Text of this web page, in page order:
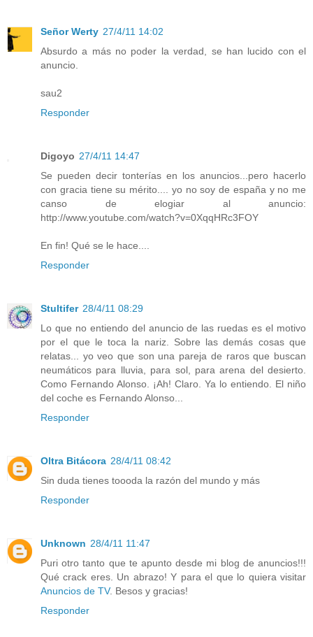
Señor Werty 27/4/11 14:02
Absurdo a más no poder la verdad, se han lucido con el
anuncio.
sau2
Responder
Digoyo 27/4/11 14:47
Se pueden decir tonterías en los anuncios...pero hacerlo
con gracia tiene su mérito.... yo no soy de españa y no me
canso de elogiar al anuncio:
http://www.youtube.com/watch?v=0XqqHRc3FOY
En fin! Qué se le hace....
Responder
Stultifer 28/4/11 08:29
Lo que no entiendo del anuncio de las ruedas es el motivo
por el que le toca la nariz. Sobre las demás cosas que
relatas... yo veo que son una pareja de raros que buscan
neumáticos para lluvia, para sol, para arena del desierto.
Como Fernando Alonso. ¡Ah! Claro. Ya lo entiendo. El niño
del coche es Fernando Alonso...
Responder
Oltra Bitácora 28/4/11 08:42
Sin duda tienes toooda la razón del mundo y más
Responder
Unknown 28/4/11 11:47
Puri otro tanto que te apunto desde mi blog de anuncios!!!
Qué crack eres. Un abrazo! Y para el que lo quiera visitar
Anuncios de TV. Besos y gracias!
Responder